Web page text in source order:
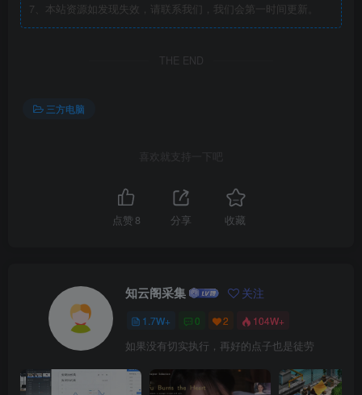
7、本站资源如发现失效，请联系我们，我们会第一时间更新。
THE END
三方电脑
喜欢就支持一下吧
点赞 8 分享 收藏
知云阁采集 关注
1.7W+ 0 2 104W+
如果没有切实执行，再好的点子也是徒劳